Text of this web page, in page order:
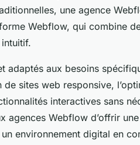
une agence
Webflow, qui combine
adaptés aux besoins
sites web responsive,
interactives sans
agences Webflow d’offrir
environnement digital en